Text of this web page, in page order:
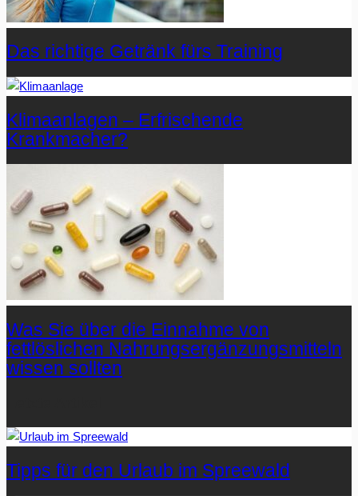
Das richtige Getränk fürs Training
Klimaanlagen – Erfrischende
Krankmacher?
Was Sie über die Einnahme von
fettlöslichen Nahrungsergänzungsmitteln
wissen sollten
Tipps für den Urlaub im Spreewald